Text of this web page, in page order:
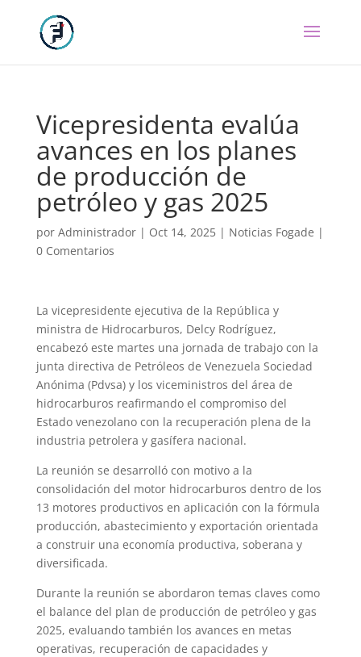
Vicepresidenta evalúa
avances en los planes
de producción de
petróleo y gas 2025
por Administrador| Oct 14, 2025| Noticias Fogade |
0 Comentarios
La vicepresidente ejecutiva de la República y
ministra de Hidrocarburos, Delcy Rodríguez,
encabezó este martes una jornada de trabajo con la
junta directiva de Petróleos de Venezuela Sociedad
Anónima (Pdvsa) y los viceministros del área de
hidrocarburos reafirmando el compromiso del
Estado venezolano con la recuperación plena de la
industria petrolera y gasífera nacional.
La reunión se desarrolló con motivo a la
consolidación del motor hidrocarburos dentro de los
13 motores productivos en aplicación con la fórmula
producción, abastecimiento y exportación orientada
a construir una economía productiva, soberana y
diversificada.
Durante la reunión se abordaron temas claves como
el balance del plan de producción de petróleo y gas
2025, evaluando también los avances en metas
operativas, recuperación de capacidades y